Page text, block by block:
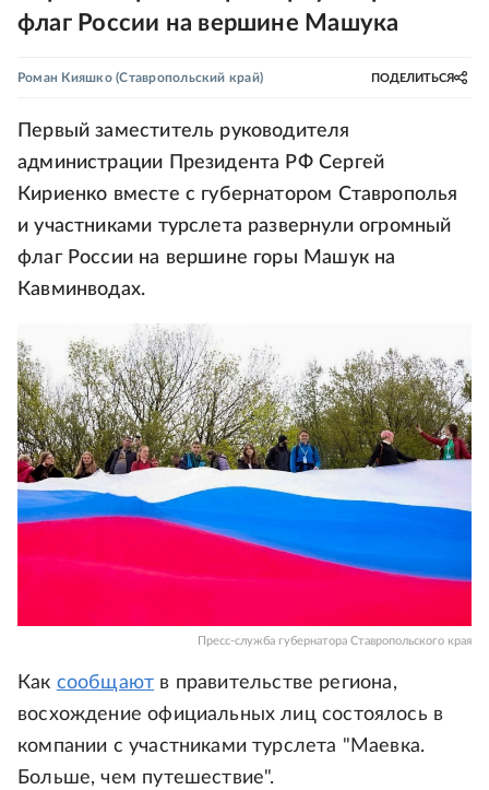
флаг России на вершине Машука
Роман Кияшко(Ставропольский край) ПОДЕЛИТЬСЯ
Первый заместитель руководителя
администрации Президента РФ Сергей
Кириенко вместе с губернатором Ставрополья
и участниками турслета развернули огромный
флаг России на вершине горы Машук на
Кавминводах.
Пресс-служба губернатора Ставропольского края
Как сообщают в правительстве региона,
восхождение официальных лиц состоялось в
компании с участниками турслета "Маевка.
Больше, чем путешествие".